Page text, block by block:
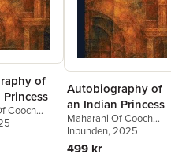
of
Cooch
Devee
Autobiography of
an Indian Princess
Maharani Of Cooch
Behar Sunity Devee
Inbunden, 2025
499 kr